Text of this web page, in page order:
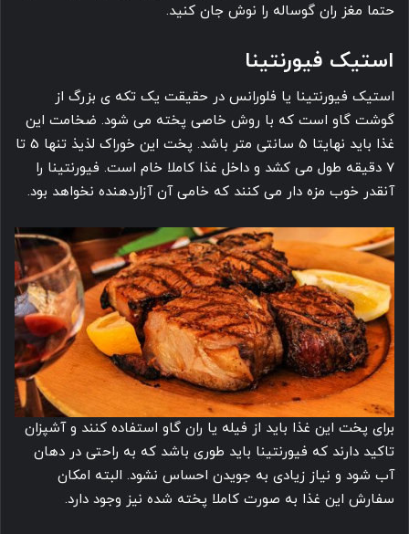
حتما مغز ران گوساله را نوش جان کنید.
استیک فیورنتینا
استیک فیورنتینا یا فلورانس در حقیقت یک تکه ی بزرگ از
گوشت گاو است که با روش خاصی پخته می شود. ضخامت این
غذا باید نهایتا 5 سانتی متر باشد. پخت این خوراک لذیذ تنها 5 تا
7 دقیقه طول می کشد و داخل غذا کاملا خام است. فیورنتینا را
آنقدر خوب مزه دار می کنند که خامی آن آزاردهنده نخواهد بود.
برای پخت این غذا باید از فیله یا ران گاو استفاده کنند و آشپزان
تاکید دارند که فیورنتینا باید طوری باشد که به راحتی در دهان
آب شود و نیاز زیادی به جویدن احساس نشود. البته امکان
سفارش این غذا به صورت کاملا پخته شده نیز وجود دارد.